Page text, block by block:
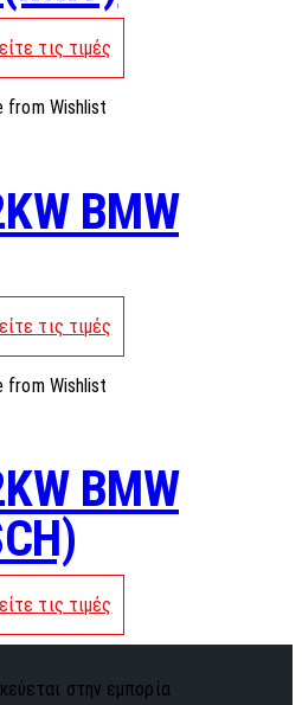
τις τιμές
from Wishlist
BMW
τις τιμές
from Wishlist
BMW
τις τιμές
στην εμπορία